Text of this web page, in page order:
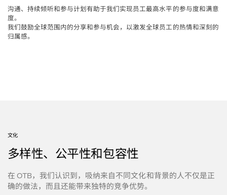
沟通、持续倾听和参与计划有助于我们实现员工最高水平的参与度和满意
度。
我们鼓励全球范围内的分享和参与机会，以激发全球员工的热情和深刻的
归属感。
文化
多样性、公平性和包容性
在 OTB，我们认识到，吸纳来自不同文化和背景的人不仅是正
确的做法，而且还能带来独特的竞争优势。